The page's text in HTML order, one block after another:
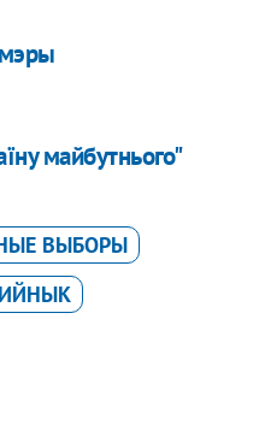
майбутнього"
ВЫБОРЫ